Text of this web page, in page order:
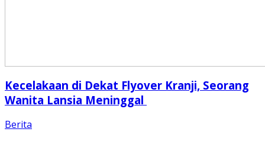
Kecelakaan di Dekat Flyover Kranji, Seorang
Wanita Lansia Meninggal
Berita